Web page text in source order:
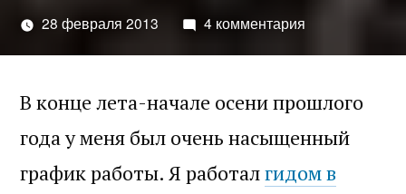
28 февраля 2013 4 комментария
В конце лета-начале осени прошлого
года у меня был очень насыщенный
график работы. Я работалгидом в